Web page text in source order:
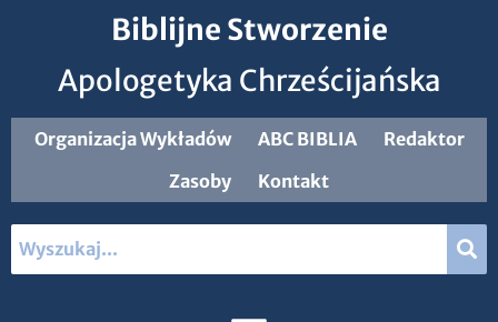
Biblijne Stworzenie
Apologetyka Chrześcijańska
Organizacja Wykładów ABC BIBLIA
Redaktor
Zasoby
Kontakt